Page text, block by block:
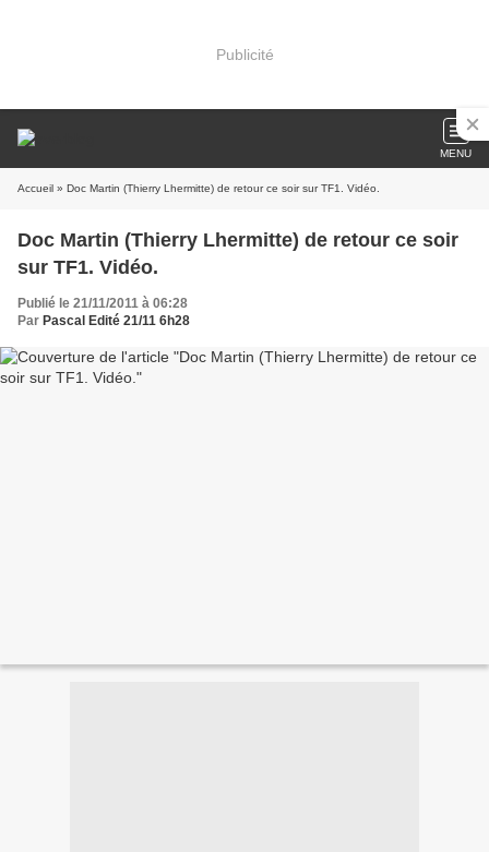
Publicité
MENU
Accueil » Doc Martin (Thierry Lhermitte) de retour ce soir sur TF1. Vidéo.
Doc Martin (Thierry Lhermitte) de retour ce soir
sur TF1. Vidéo.
Publié le 21/11/2011 à 06:28
Par Pascal Edité 21/11 6h28